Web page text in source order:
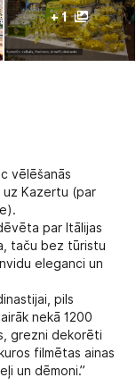
+ 1
vēlēšanās
uz Kazertu (par
par Itālijas
taču bez tūristu
eleganci un
pils
nekā 1200
grezni dekorēti
filmētas ainas
un dēmoni.”